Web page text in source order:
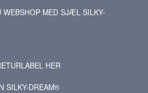
WEBSHOP MED SJÆL SILKY-
HER
SILKY-DREAM®